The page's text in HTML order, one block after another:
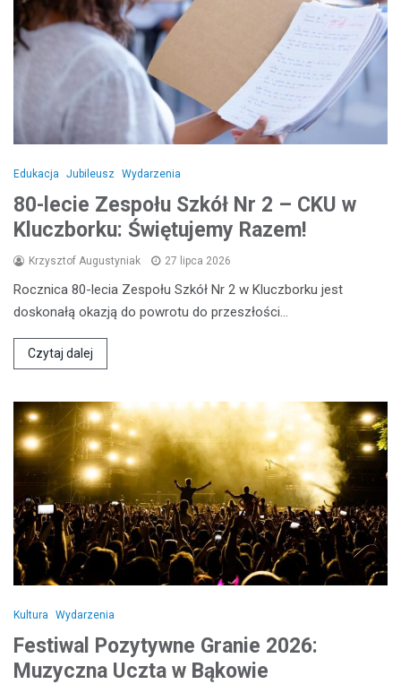
Edukacja Jubileusz Wydarzenia
80-lecie Zespołu Szkół Nr 2 – CKU w
Kluczborku: Świętujemy Razem!
Krzysztof Augustyniak 27 lipca 2026
Rocznica 80-lecia Zespołu Szkół Nr 2 w Kluczborku jest
doskonałą okazją do powrotu do przeszłości…
Czytaj dalej
Kultura Wydarzenia
Festiwal Pozytywne Granie 2026:
Muzyczna Uczta w Bąkowie